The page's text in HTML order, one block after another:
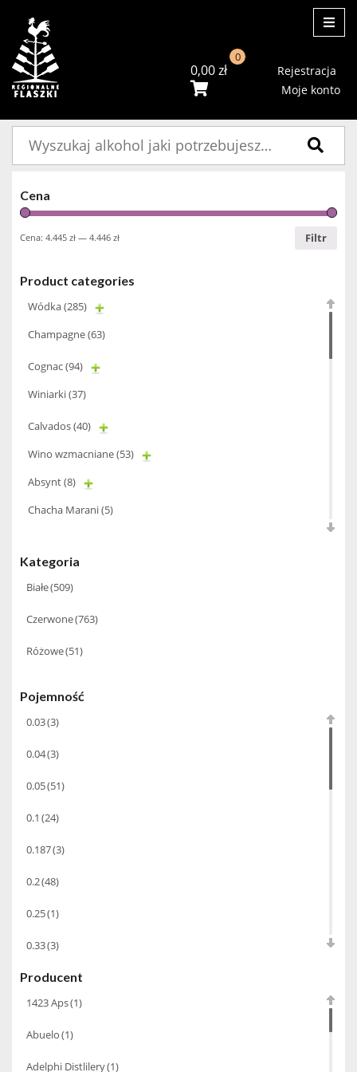
0,00zł
0
Rejestracja
Moje konto
Cena
Filtr
Cena: 4.445 zł — 4.446 zł
Product categories
Wódka(285)
Champagne(63)
Cognac(94)
Winiarki(37)
Calvados(40)
Wino wzmacniane(53)
Absynt(8)
Chacha Marani(5)
Rum(86)
Pastis
Miniaturki (124)
Tequila (26)
Piwo(10)
Grappa
Wino musujące
Nalewka
Gin (33)
Kategoria
Białe(509)
Czerwone(763)
Różowe(51)
Pojemność
0.03(3)
0.04(3)
0.05(51)
0.1 (24)
0.187(3)
0.2(48)
0.25(1)
0.33(3)
0.35(53)
0.375 (28)
0.5(213)
Producent
1423 Aps(1)
Abuelo(1)
Adelphi Distlilery(1)